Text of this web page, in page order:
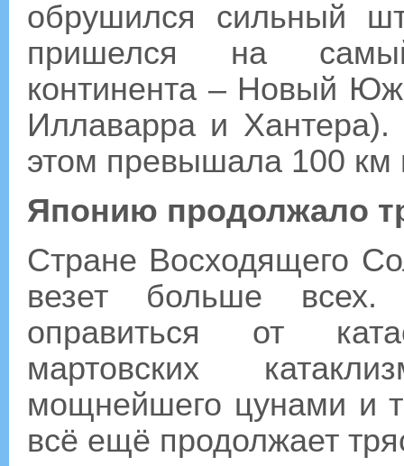
обрушился сильный
пришелся на
континента – Новый
Иллаварра и Хантера).
этом превышала 100 км
Японию продолжало
Стране Восходящего
везет больше
оправиться от
мартовских
мощнейшего цунами и
всё ещё продолжает